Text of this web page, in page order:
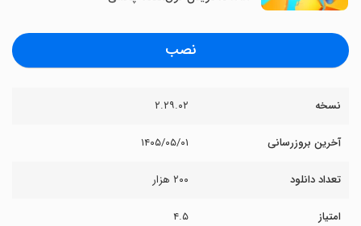
نصب
نسخه ۲.۲۹.۰۲
آخرین بروزرسانی ۱۴۰۵/۰۵/۰۱
تعداد دانلود ۲۰۰ هزار
امتیاز ۴.۵